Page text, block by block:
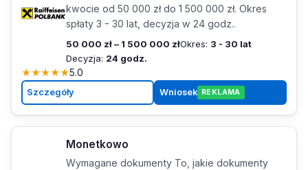
kwocie od 50 000 zł do 1 500 000 zł. Okres
spłaty 3 - 30 lat, decyzja w 24 godz..
50 000 zł – 1 500 000 złOkres: 3 - 30 lat
Decyzja: 24 godz.
★★★★★5.0
Szczegóły Wniosek REKLAMA
Monetkowo
Wymagane dokumenty To, jakie dokumenty